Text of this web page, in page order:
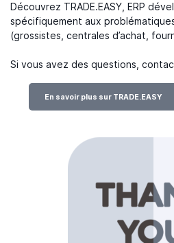
Découvrez TRADE.EASY, ERP
spécifiquement aux
(grossistes, centrales d’achat,
Si vous avez des questions,
En savoir plus sur TRADE.EASY